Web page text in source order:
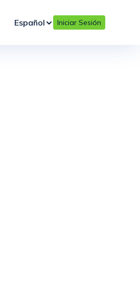
Español Iniciar Sesión